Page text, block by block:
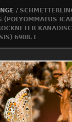
/
(POLYOMMATUS
6908.1